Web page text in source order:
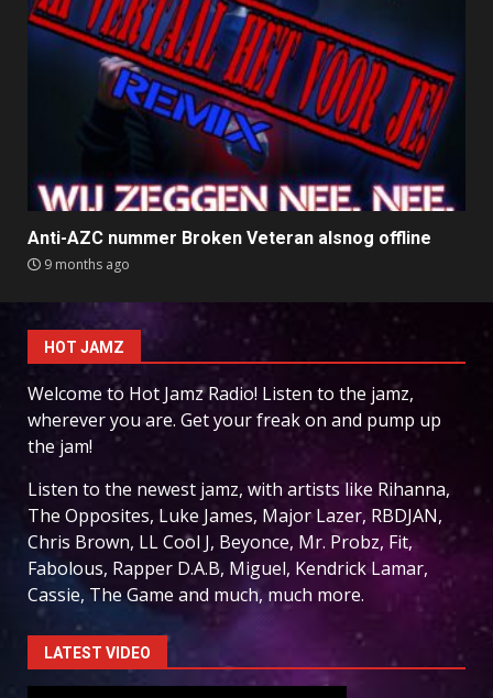
Anti-AZC nummer Broken Veteran alsnog offline
9 months ago
HOT JAMZ
Welcome to Hot Jamz Radio! Listen to the jamz,
wherever you are. Get your freak on and pump up
the jam!
Listen to the newest jamz, with artists like Rihanna,
The Opposites, Luke James, Major Lazer, RBDJAN,
Chris Brown, LL Cool J, Beyonce, Mr. Probz, Fit,
Fabolous, Rapper D.A.B, Miguel, Kendrick Lamar,
Cassie, The Game and much, much more.
LATEST VIDEO